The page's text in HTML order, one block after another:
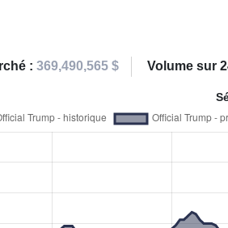
: 369,490,565 $ Volume sur